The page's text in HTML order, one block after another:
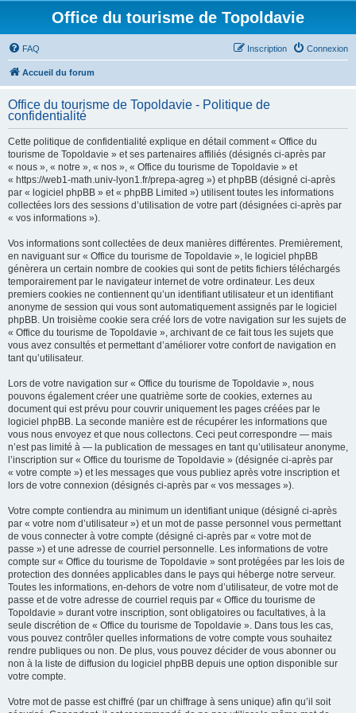
Office du tourisme de Topoldavie
FAQ Connexion
Inscription
Accueil du forum
Office du tourisme de Topoldavie - Politique de
confidentialité
Cette politique de confidentialité explique en détail comment « Office du
tourisme de Topoldavie » et ses partenaires affiliés (désignés ci-après par
« nous », « notre », « nos », « Office du tourisme de Topoldavie » et
« https://web1-math.univ-lyon1.fr/prepa-agreg ») et phpBB (désigné ci-après
par « logiciel phpBB » et « phpBB Limited ») utilisent toutes les informations
collectées lors des sessions d’utilisation de votre part (désignées ci-après par
« vos informations »).
Vos informations sont collectées de deux manières différentes. Premièrement,
en naviguant sur « Office du tourisme de Topoldavie », le logiciel phpBB
génèrera un certain nombre de cookies qui sont de petits fichiers téléchargés
temporairement par le navigateur internet de votre ordinateur. Les deux
premiers cookies ne contiennent qu’un identifiant utilisateur et un identifiant
anonyme de session qui vous sont automatiquement assignés par le logiciel
phpBB. Un troisième cookie sera créé lors de votre navigation sur les sujets de
« Office du tourisme de Topoldavie », archivant de ce fait tous les sujets que
vous avez consultés et permettant d’améliorer votre confort de navigation en
tant qu’utilisateur.
Lors de votre navigation sur « Office du tourisme de Topoldavie », nous
pouvons également créer une quatrième sorte de cookies, externes au
document qui est prévu pour couvrir uniquement les pages créées par le
logiciel phpBB. La seconde manière est de récupérer les informations que
vous nous envoyez et que nous collectons. Ceci peut correspondre — mais
n’est pas limité à — la publication de messages en tant qu’utilisateur anonyme,
l’inscription sur « Office du tourisme de Topoldavie » (désignée ci-après par
« votre compte ») et les messages que vous publiez après votre inscription et
lors de votre connexion (désignés ci-après par « vos messages »).
Votre compte contiendra au minimum un identifiant unique (désigné ci-après
par « votre nom d’utilisateur ») et un mot de passe personnel vous permettant
de vous connecter à votre compte (désigné ci-après par « votre mot de
passe ») et une adresse de courriel personnelle. Les informations de votre
compte sur « Office du tourisme de Topoldavie » sont protégées par les lois de
protection des données applicables dans le pays qui héberge notre serveur.
Toutes les informations, en-dehors de votre nom d’utilisateur, de votre mot de
passe et de votre adresse de courriel requis par « Office du tourisme de
Topoldavie » durant votre inscription, sont obligatoires ou facultatives, à la
seule discrétion de « Office du tourisme de Topoldavie ». Dans tous les cas,
vous pouvez contrôler quelles informations de votre compte vous souhaitez
rendre publiques ou non. De plus, vous pouvez décider de vous abonner ou
non à la liste de diffusion du logiciel phpBB depuis une option disponible sur
votre compte.
Votre mot de passe est chiffré (par un chiffrage à sens unique) afin qu’il soit